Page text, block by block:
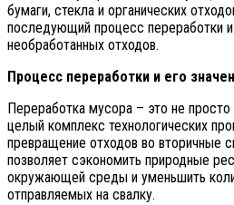
бумаги, стекла и органических
последующий процесс переработки и
необработанных отходов.
Процесс переработки и его
Переработка мусора – это не
целый комплекс технологических
превращение отходов во вторичные
позволяет сэкономить природные
окружающей среды и уменьшить
отправляемых на свалку.